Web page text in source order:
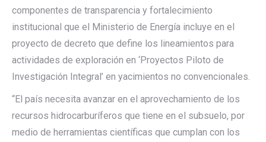
componentes de transparencia y fortalecimiento
institucional que el Ministerio de Energía incluye en el
proyecto de decreto que define los lineamientos para
actividades de exploración en ‘Proyectos Piloto de
Investigación Integral’ en yacimientos no convencionales.
“El país necesita avanzar en el aprovechamiento de los
recursos hidrocarburíferos que tiene en el subsuelo, por
medio de herramientas científicas que cumplan con los